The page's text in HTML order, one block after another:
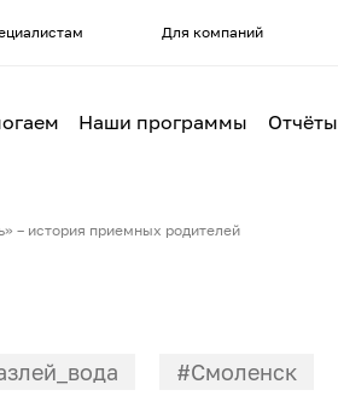
Для компаний
Наши программы Отчёты
– история приемных родителей
#Смоленск